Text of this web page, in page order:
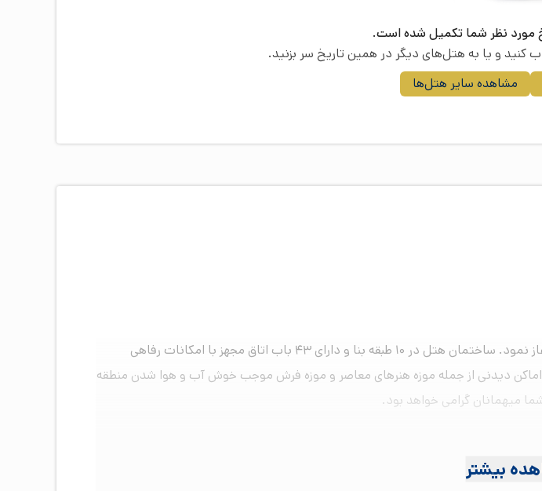
مورد نظر شما تکمیل شده است.
کنید و یا به هتل‌های دیگر در همین تاریخ سر بزنید.
مشاهده سایر هتل‌ها
هتل حجاب تهران واقع در خیابان حجاب در شهریور ماه سال ۱۳۹۳ فعالیت خود را آغاز نمود. ساختمان هتل در ۱۰ طبقه بنا و دارای ۴۳ باب اتاق مجهز با امکانات رفاهی
اماکن دیدنی از جمله موزه هنرهای معاصر و موزه فرش موجب خوش آب و هوا شدن منطقه
میهمانان گرامی خواهد بود.
بیشتر